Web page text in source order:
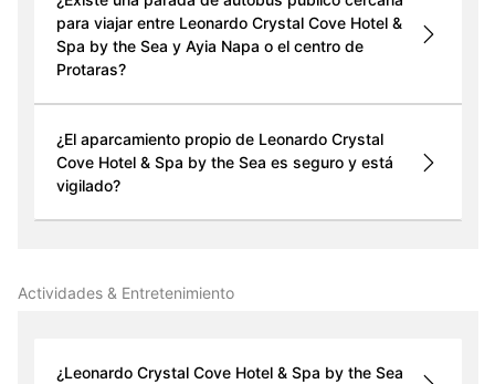
para viajar entre Leonardo Crystal Cove Hotel &
Spa by the Sea y Ayia Napa o el centro de
Protaras?
¿El aparcamiento propio de Leonardo Crystal
Cove Hotel & Spa by the Sea es seguro y está
vigilado?
Actividades & Entretenimiento
¿Leonardo Crystal Cove Hotel & Spa by the Sea